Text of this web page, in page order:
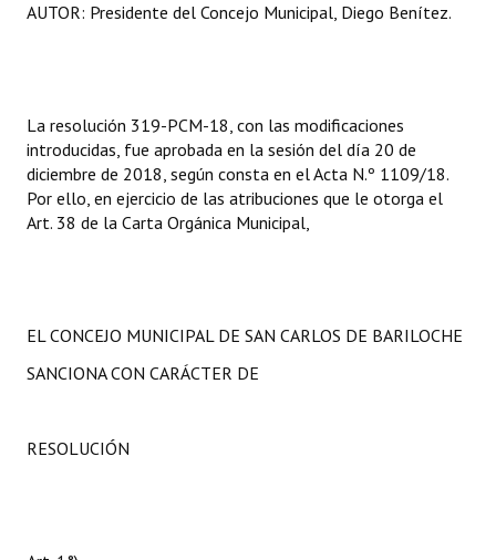
Banca del Vecino - Registro
Reconocimientos - Registro
Bariloche, Municipio intercultural
AUTOR: Presidente del Concejo Municipal, Diego Benítez.
La resolución 319-PCM-18, con las modificaciones
introducidas, fue aprobada en la sesión del día 20 de
diciembre de 2018, según consta en el Acta N.º 1109/18.
Por ello, en ejercicio de las atribuciones que le otorga el
Art. 38 de la Carta Orgánica Municipal,
EL CONCEJO MUNICIPAL DE SAN CARLOS DE BARILOCHE
SANCIONA CON CARÁCTER DE
RESOLUCIÓN